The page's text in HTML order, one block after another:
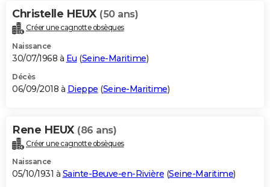
Christelle HEUX (50 ans)
Créer une cagnotte obsèques
Naissance
30/07/1968 à Eu (Seine-Maritime)
Décès
06/09/2018 à Dieppe (Seine-Maritime)
Rene HEUX (86 ans)
Créer une cagnotte obsèques
Naissance
05/10/1931 à Sainte-Beuve-en-Rivière (Seine-Maritime)